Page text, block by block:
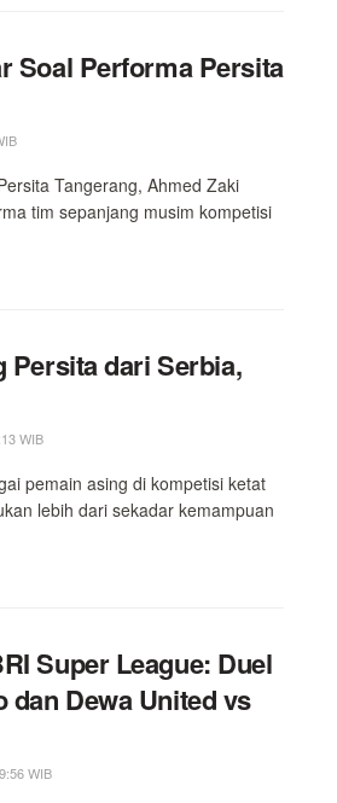
Soal Performa Persita
Tangerang, Ahmed Zaki
tim sepanjang musim kompetisi
Persita dari Serbia,
WIB
pemain asing di kompetisi ketat
lebih dari sekadar kemampuan
Super League: Duel
Dewa United vs
WIB